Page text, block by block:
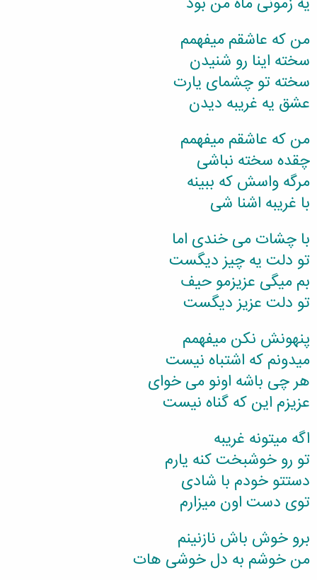
من که عاشقم میفهمم
سخته اینا رو شنیدن
سخته تو چشمای یارت
عشق یه غریبه دیدن
من که عاشقم میفهمم
چقده سخته نباشی
مرگه واسش که ببینه
با غریبه اشنا شی
با چشات می خندی اما
تو دلت یه چیز دیگست
بم میگی عزیزمو حیف
تو دلت عزیز دیگست
پنهونش نکن میفهمم
میدونم که اشتباه نیست
هر چی باشه اونو می خوای
عزیزم این که گناه نیست
اگه میتونه غریبه
تو رو خوشبخت کنه یارم
دستتو خودم با شادی
توی دست اون میزارم
برو خوش باش نازنینم
من خوشم به دل خوشی هات